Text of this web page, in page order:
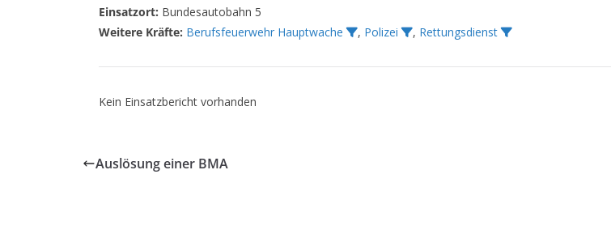
Einsatzort: Bundesautobahn 5
Weitere Kräfte: Berufsfeuerwehr Hauptwache , Polizei , Rettungsdienst
Kein Einsatzbericht vorhanden
Auslösung einer BMA